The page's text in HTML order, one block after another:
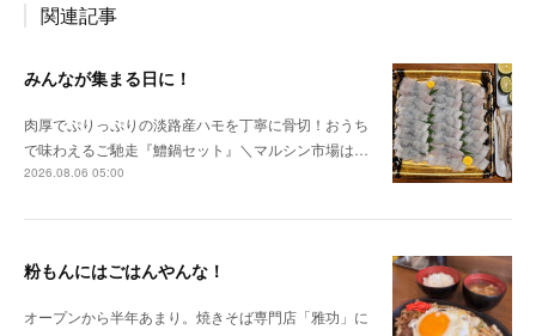
関連記事
みんなが集まる日に！
肉厚でぷりっぷりの淡路産ハモを丁寧に骨切！おうち
で味わえるご馳走『鱧鍋セット』＼マルシン市場は…
2026.08.06 05:00
粉もんにはごはんやんな！
オープンから半年あまり。焼きそば専門店「雅功」に